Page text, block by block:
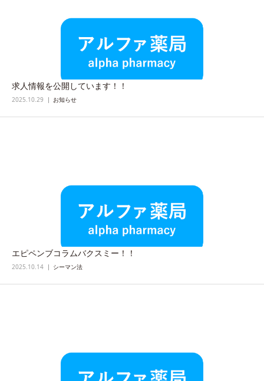
求人情報を公開しています！！
2025.10.29 お知らせ
エピペンブコラムバクスミー！！
2025.10.14 シーマン法